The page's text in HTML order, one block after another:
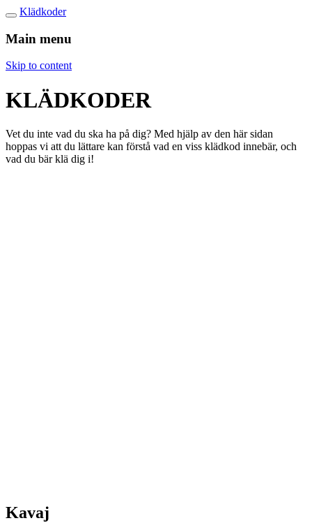
Klädkoder
Main menu
Skip to content
KLÄDKODER
Vet du inte vad du ska ha på dig? Med hjälp av den här sidan
hoppas vi att du lättare kan förstå vad en viss klädkod innebär, och
vad du bär klä dig i!
Kavaj